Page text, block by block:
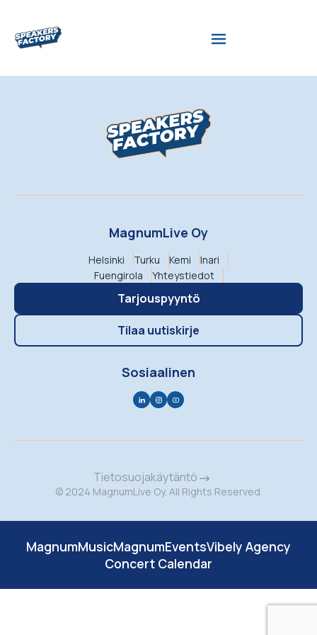
MagnumLive Oy
Helsinki Turku Kemi
Inari
Fuengirola
Yhteystiedot
Tarjouspyyntö
Tilaa uutiskirje
Sosiaalinen
Tietosuojakäytäntö
© 2024 MagnumLive Oy. All Rights Reserved.
MagnumMusicMagnumEventsVibely Agency
Concert Calendar